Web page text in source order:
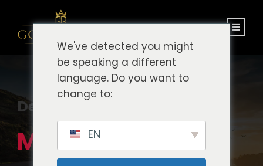
Destino
Miami
We've detected you might
be speaking a different
language. Do you want to
change to:
EN